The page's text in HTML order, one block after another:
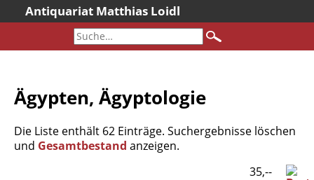
Antiquariat Matthias Loidl
Aktuelles
Neueingänge
Gesamtbestand
Sonderangebote
Ägypten, Ägyptologie
Die Liste enthält 62 Einträge. Suchergebnisse löschen
und Gesamtbestand anzeigen.
35,--